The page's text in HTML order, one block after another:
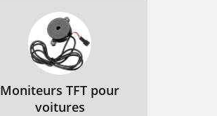
Moniteurs TFT pour
voitures